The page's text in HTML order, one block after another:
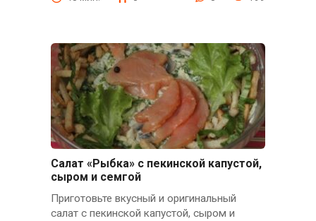
Салат «Рыбка» с пекинской капустой,
сыром и семгой
Приготовьте вкусный и оригинальный
салат с пекинской капустой, сыром и